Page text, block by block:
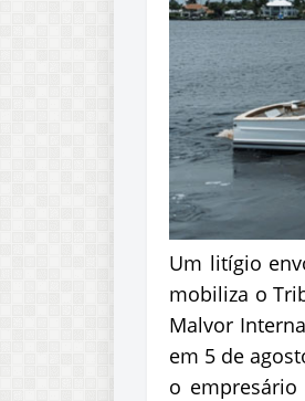
Um litígio
mobiliza o
Malvor
em 5 de
o